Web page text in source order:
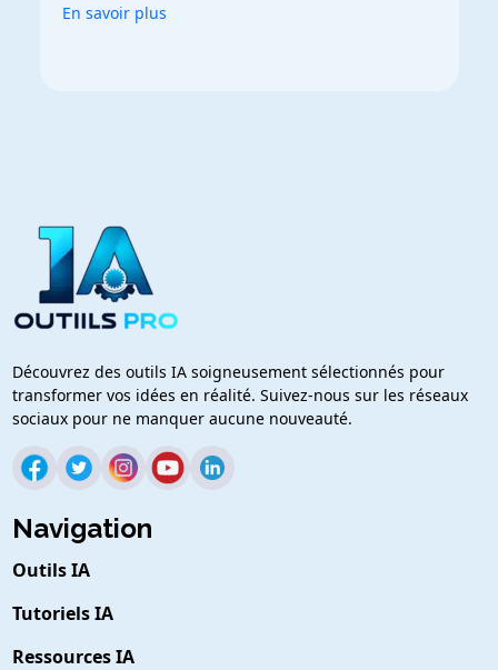
En savoir plus
Découvrez des outils IA soigneusement sélectionnés pour
transformer vos idées en réalité. Suivez-nous sur les réseaux
sociaux pour ne manquer aucune nouveauté.
Navigation
Outils IA
Tutoriels IA
Ressources IA